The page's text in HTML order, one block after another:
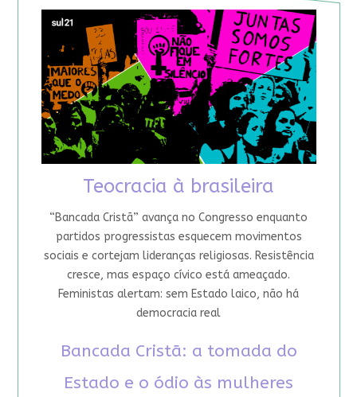
Teocracia à brasileira
“Bancada Cristã” avança no Congresso enquanto
partidos progressistas esquecem movimentos
sociais e cortejam lideranças religiosas. Resistência
cresce, mas espaço cívico está ameaçado.
Feministas alertam: sem Estado laico, não há
democracia real
Bancada Cristã: a tomada do
Estado e o ódio às mulheres